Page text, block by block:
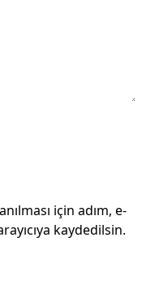
için adım, e-
kaydedilsin.